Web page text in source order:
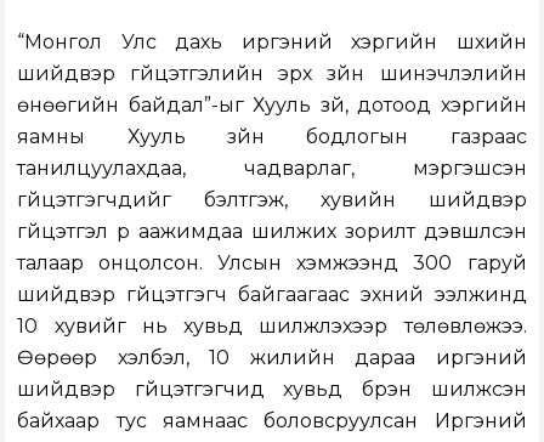
“Монгол Улс дахь иргэний хэргийн шүүхийн
шийдвэр гүйцэтгэлийн эрх зүйн шинэчлэлийн
өнөөгийн байдал”-ыг Хууль зүй, дотоод хэргийн
яамны Хууль зүйн бодлогын газраас
танилцуулахдаа, чадварлаг, мэргэшсэн
гүйцэтгэгчдийг бэлтгэж, хувийн шийдвэр
гүйцэтгэл рүү аажимдаа шилжих зорилт дэвшүүлсэн
талаар онцолсон. Улсын хэмжээнд 300 гаруй
шийдвэр гүйцэтгэгч байгаагаас эхний ээлжинд
10 хувийг нь хувьд шилжүүлэхээр төлөвлөжээ.
Өөрөөр хэлбэл, 10 жилийн дараа иргэний
шийдвэр гүйцэтгэгчид хувьд бүрэн шилжсэн
байхаар тус яамнаас боловсруулсан Иргэний